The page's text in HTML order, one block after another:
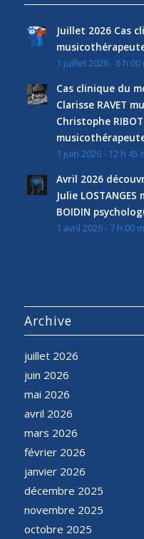
Juillet 2026 Cas
musicothérapeute
1 juillet 2026 - 6 h 00
Cas clinique du
Clarisse RAVET
Christophe
1 juin 2026 - 12 h 45
Avril 2026
Julie
BOIDIN
1 avril 2026 - 7 h 00
Archive
juillet 2026
juin 2026
mai 2026
avril 2026
mars 2026
février 2026
janvier 2026
décembre 2025
novembre 2025
octobre 2025